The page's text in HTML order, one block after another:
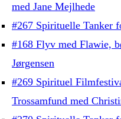
med Jane Mejlhede
#267 Spirituelle Tanker
#168 Flyv med Flawie,
Jørgensen
#269 Spirituel
Trossamfund med